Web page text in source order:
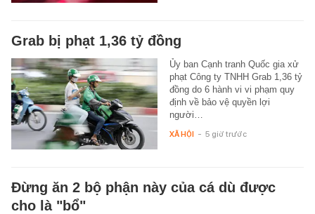
Grab bị phạt 1,36 tỷ đồng
Ủy ban Cạnh tranh Quốc gia xử
phạt Công ty TNHH Grab 1,36 tỷ
đồng do 6 hành vi vi phạm quy
định về bảo vệ quyền lợi
người…
XÃ HỘI - 5 giờ trước
Đừng ăn 2 bộ phận này của cá dù được
cho là "bổ"